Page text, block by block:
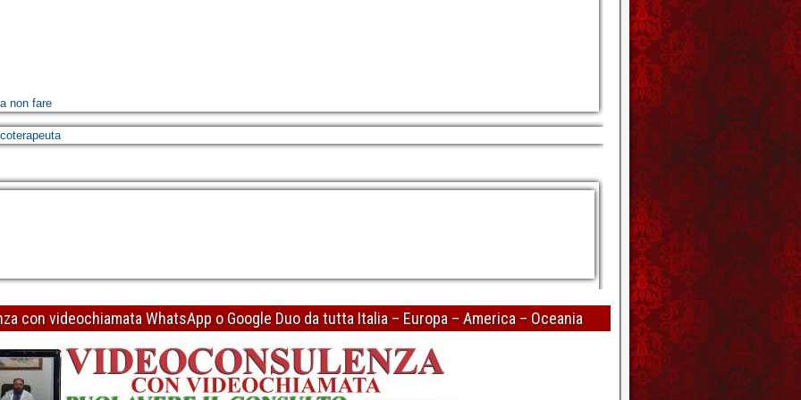
non fare
riconoscendo gli errori di ragionamento
con videochiamata WhatsApp o Google Duo da tutta Italia – Europa – America – Oceania